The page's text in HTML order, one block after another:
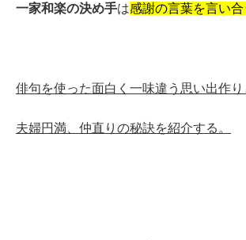
一家和楽の決め手は感謝の言葉を言い合
俳句を使った面白く一味違う思い出作り
夫婦円満、仲直りの秘訣を紹介する。